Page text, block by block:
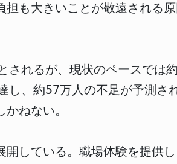
も大きいことが敬遠される
れるが、現状のペースでは
、約57万人の不足が予測さ
ねない。
している。職場体験を提供